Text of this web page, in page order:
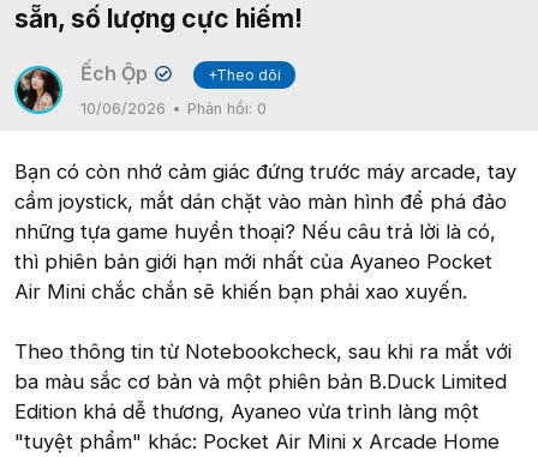
sẵn, số lượng cực hiếm!
Ếch Ộp ✔
+Theo dõi
10/06/2026
Phản hồi: 0
Bạn có còn nhớ cảm giác đứng trước máy arcade, tay
cầm joystick, mắt dán chặt vào màn hình để phá đảo
những tựa game huyền thoại? Nếu câu trả lời là có,
thì phiên bản giới hạn mới nhất của Ayaneo Pocket
Air Mini chắc chắn sẽ khiến bạn phải xao xuyến.
Theo thông tin từ Notebookcheck, sau khi ra mắt với
ba màu sắc cơ bản và một phiên bản B.Duck Limited
Edition khá dễ thương, Ayaneo vừa trình làng một
"tuyệt phẩm" khác: Pocket Air Mini x Arcade Home